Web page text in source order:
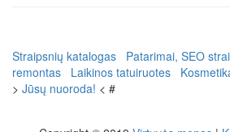
Straipsnių katalogas Patarimai, SEO
remontas
Laikinos tatuiruotes
> Jūsų nuoroda! < #